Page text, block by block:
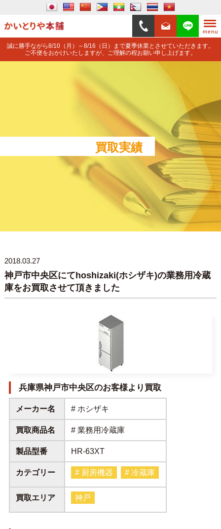
誠に勝手ながら8/10（月）～8/16（日）まで夏季休業とさせていただきます。
ご不便をおかけいたしますが、ご理解の程お願い申し上げます。
買取実績
2018.03.27
神戸市中央区にてhoshizaki(ホシザキ)の業務用冷蔵
庫をお買取させて頂きました
兵庫県神戸市中央区のお客様より買取
メーカー名 # ホシザキ
買取商品名 # 業務用冷蔵庫
製品型番 HR-63XT
カテゴリー # 厨房機器 # 冷蔵庫
買取エリア 神戸